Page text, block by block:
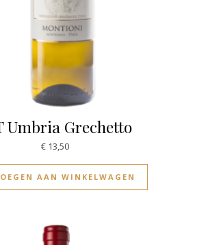
Umbria Grechetto
€13,50
AAN WINKELWAGEN